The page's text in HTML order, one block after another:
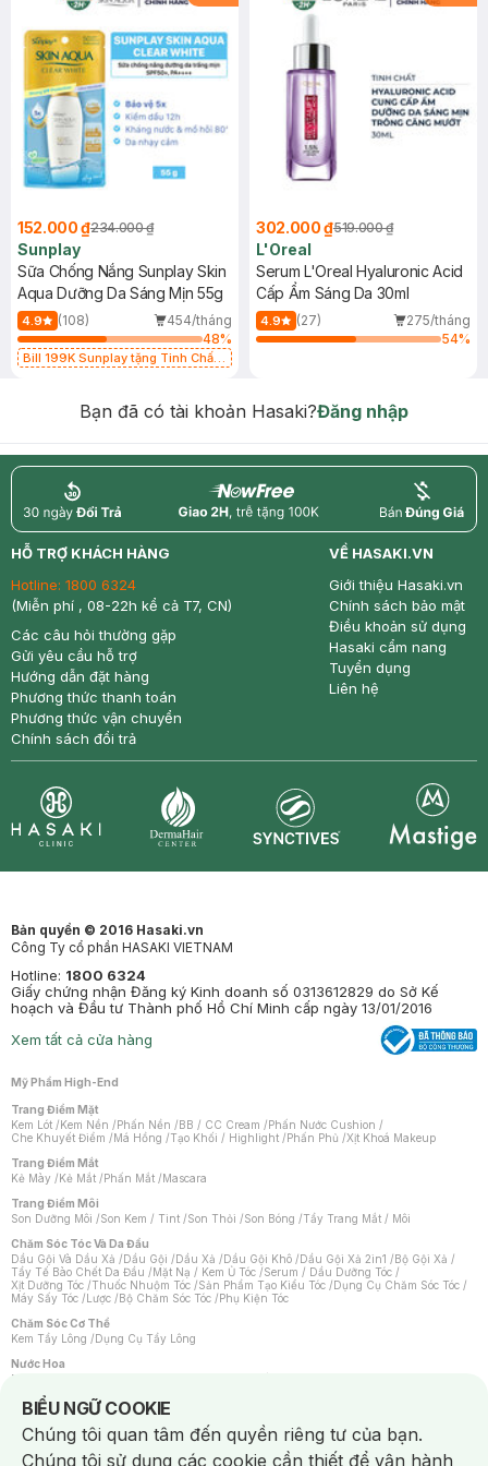
152.000 ₫234.000 ₫
Sunplay
Sữa Chống Nắng Sunplay Skin
Aqua Dưỡng Da Sáng Mịn 55g
4.9 (108)
454/tháng
48%
Bill 199K Sunplay tặng Tinh Chất
302.000 ₫519.000 ₫
L'Oreal
Serum L'Oreal Hyaluronic Acid
Cấp Ẩm Sáng Da 30ml
4.9 (27)
275/tháng
54%
Bạn đã có tài khoản Hasaki?Đăng nhập
return nowfree price
HỖ TRỢ KHÁCH HÀNG
Hotline: 1800 6324
(Miễn phí , 08-22h kể cả T7, CN)
Các câu hỏi thường gặp
Gửi yêu cầu hỗ trợ
Hướng dẫn đặt hàng
Phương thức thanh toán
Phương thức vận chuyển
Chính sách đổi trả
VỀ HASAKI.VN
Giới thiệu Hasaki.vn
Chính sách bảo mật
Điều khoản sử dụng
Hasaki cẩm nang
Tuyển dụng
Liên hệ
Bản quyền © 2016 Hasaki.vn
Công Ty cổ phần HASAKI VIETNAM
Hotline: 1800 6324
Giấy chứng nhận Đăng ký Kinh doanh số 0313612829 do Sở Kế
hoạch và Đầu tư Thành phố Hồ Chí Minh cấp ngày 13/01/2016
Xem tất cả cửa hàng
Mỹ Phẩm High-End
Trang Điểm Mặt
Kem Lót /Kem Nền /Phấn Nền /BB / CC Cream /Phấn Nước Cushion /
Che Khuyết Điểm /Má Hồng /Tạo Khối / Highlight /Phấn Phủ /Xịt Khoá Makeup
Trang Điểm Mắt
Kẻ Mày /Kẻ Mắt /Phấn Mắt /Mascara
Trang Điểm Môi
Son Dưỡng Môi /Son Kem / Tint /Son Thỏi /Son Bóng /Tẩy Trang Mắt / Môi
Chăm Sóc Tóc Và Da Đầu
Dầu Gội Và Dầu Xả /Dầu Gội /Dầu Xả /Dầu Gội Khô /Dầu Gội Xả 2in1 /Bộ Gội Xả /
Tẩy Tế Bào Chết Da Đầu /Mặt Nạ / Kem Ủ Tóc /Serum / Dầu Dưỡng Tóc /
Xịt Dưỡng Tóc /Thuốc Nhuộm Tóc /Sản Phẩm Tạo Kiểu Tóc /Dụng Cụ Chăm Sóc Tóc /
Máy Sấy Tóc /Lược /Bộ Chăm Sóc Tóc /Phụ Kiện Tóc
Chăm Sóc Cơ Thể
Kem Tẩy Lông /Dụng Cụ Tẩy Lông
Nước Hoa
Nước Hoa Nữ
Chăm Sóc Cá Nhân
Chống Muỗi /Khẩu Trang /Máy Massage/Mặt Nạ Xông Hơi /Nước Rửa Tay/
Sản Phẩm Chăm Sóc Khác /Bàn Chải Đánh Răng /Bàn Chải Điện/
Hỗ Trợ Trắng Răng/Kem Đánh Răng /Máy Tăm Nước/ Nước Súc Miệng/
BIỂU NGỮ COOKIE
Notice about cookies usage
Chúng tôi quan tâm đến quyền riêng tư của bạn.
Chúng tôi sử dụng các cookie cần thiết để vận hành